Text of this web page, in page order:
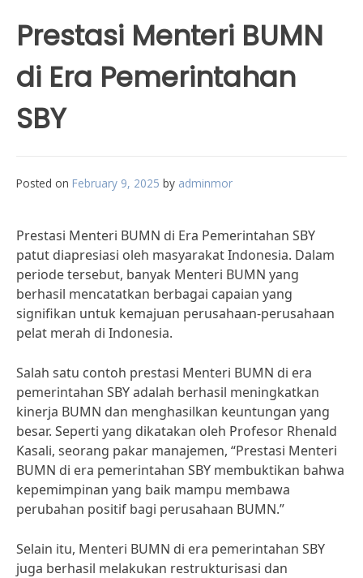
Prestasi Menteri BUMN
di Era Pemerintahan
SBY
Posted on February 9, 2025 by adminmor
Prestasi Menteri BUMN di Era Pemerintahan SBY
patut diapresiasi oleh masyarakat Indonesia. Dalam
periode tersebut, banyak Menteri BUMN yang
berhasil mencatatkan berbagai capaian yang
signifikan untuk kemajuan perusahaan-perusahaan
pelat merah di Indonesia.
Salah satu contoh prestasi Menteri BUMN di era
pemerintahan SBY adalah berhasil meningkatkan
kinerja BUMN dan menghasilkan keuntungan yang
besar. Seperti yang dikatakan oleh Profesor Rhenald
Kasali, seorang pakar manajemen, “Prestasi Menteri
BUMN di era pemerintahan SBY membuktikan bahwa
kepemimpinan yang baik mampu membawa
perubahan positif bagi perusahaan BUMN.”
Selain itu, Menteri BUMN di era pemerintahan SBY
juga berhasil melakukan restrukturisasi dan